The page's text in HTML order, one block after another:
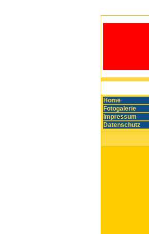
Home
Fotogalerie
Impressum
Datenschutz